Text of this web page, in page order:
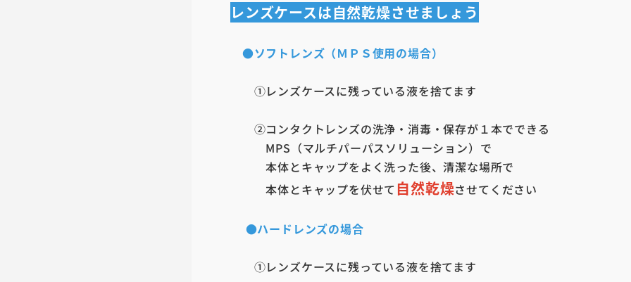
レンズケースは自然乾燥させましょう
●ソフトレンズ（ＭＰＳ使用の場合）
①レンズケースに残っている液を捨てます
②コンタクトレンズの洗浄・消毒・保存が１本でできる
MPS（マルチパーパスソリューション）で
本体とキャップをよく洗った後、清潔な場所で
本体とキャップを伏せて 自然乾燥させてください
●ハードレンズの場合
①レンズケースに残っている液を捨てます